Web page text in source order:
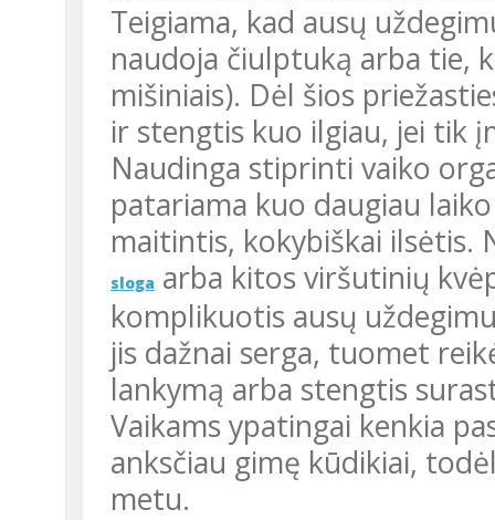
Teigiama, kad ausų uždegimu dažniau serga tie vaikai, kurie
naudoja čiulptuką arba tie,
mišiniais). Dėl šios
ir stengtis kuo ilgiau, jei tik
Naudinga stiprinti vaiko
patariama kuo daugiau
maitintis, kokybiškai ilsėtis.
sloga arba kitos viršutinių
komplikuotis ausų
jis dažnai serga, tuomet
lankymą arba stengtis
Vaikams ypatingai kenkia
anksčiau gimę kūdikiai,
metu.